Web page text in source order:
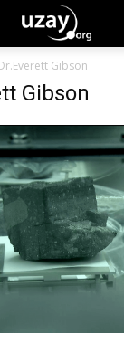
Gibson
Gibson